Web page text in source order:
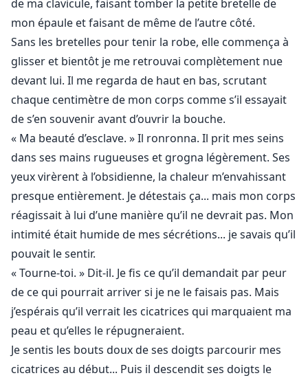
de ma clavicule, faisant tomber la petite bretelle de
mon épaule et faisant de même de l’autre côté.
Sans les bretelles pour tenir la robe, elle commença à
glisser et bientôt je me retrouvai complètement nue
devant lui. Il me regarda de haut en bas, scrutant
chaque centimètre de mon corps comme s’il essayait
de s’en souvenir avant d’ouvrir la bouche.
« Ma beauté d’esclave. » Il ronronna. Il prit mes seins
dans ses mains rugueuses et grogna légèrement. Ses
yeux virèrent à l’obsidienne, la chaleur m’envahissant
presque entièrement. Je détestais ça... mais mon corps
réagissait à lui d’une manière qu’il ne devrait pas. Mon
intimité était humide de mes sécrétions... je savais qu’il
pouvait le sentir.
« Tourne-toi. » Dit-il. Je fis ce qu’il demandait par peur
de ce qui pourrait arriver si je ne le faisais pas. Mais
j’espérais qu’il verrait les cicatrices qui marquaient ma
peau et qu’elles le répugneraient.
Je sentis les bouts doux de ses doigts parcourir mes
cicatrices au début... Puis il descendit ses doigts le